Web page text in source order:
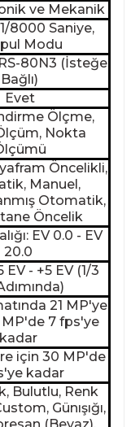
ve Mekanik
1/8000 Saniye,
Modu
80N3 (İsteğe
Bağlı)
Evet
Ölçme,
Nokta
Öncelikli,
Manuel,
Otomatik,
Öncelik
EV 0.0 - EV
20.0
EV - +5 EV (1/3
21 MP'ye
7 fps'ye
kadar
için 30 MP'de
kadar
Bulutlu, Renk
Günışığı,